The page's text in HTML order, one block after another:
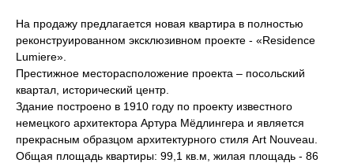
На продажу предлагается новая квартира в полностью
реконструированном эксклюзивном проекте - «Residence
Lumiere».
Престижное месторасположение проекта – посольский
квартал, исторический центр.
Здание построено в 1910 году по проекту известного
немецкого архитектора Артура Мёдлингера и является
прекрасным образцом архитектурного стиля Art Nouveau.
Общая площадь квартиры: 99,1 кв.м, жилая площадь - 86